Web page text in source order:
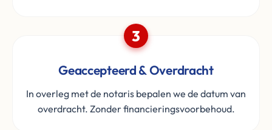
3
Geaccepteerd & Overdracht
In overleg met de notaris bepalen we de datum van
overdracht. Zonder financieringsvoorbehoud.